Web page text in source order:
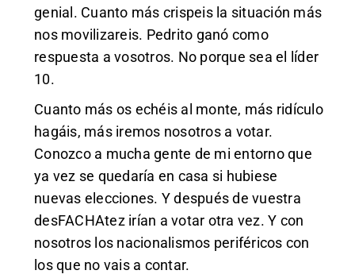
genial. Cuanto más crispeis la situación más
nos movilizareis. Pedrito ganó como
respuesta a vosotros. No porque sea el líder
10.
Cuanto más os echéis al monte, más ridículo
hagáis, más iremos nosotros a votar.
Conozco a mucha gente de mi entorno que
ya vez se quedaría en casa si hubiese
nuevas elecciones. Y después de vuestra
desFACHAtez irían a votar otra vez. Y con
nosotros los nacionalismos periféricos con
los que no vais a contar.